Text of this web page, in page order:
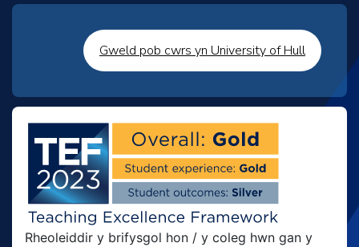
Gweld pob cwrs yn University of Hull
Rheoleiddir y brifysgol hon / y coleg hwn gan y